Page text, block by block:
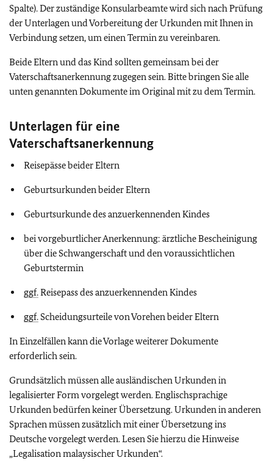
Spalte). Der zuständige Konsularbeamte wird sich nach Prüfung
der Unterlagen und Vorbereitung der Urkunden mit Ihnen in
Verbindung setzen, um einen Termin zu vereinbaren.
Beide Eltern und das Kind sollten gemeinsam bei der
Vaterschaftsanerkennung zugegen sein. Bitte bringen Sie alle
unten genannten Dokumente im Original mit zu dem Termin.
Unterlagen für eine
Vaterschaftsanerkennung
Reisepässe beider Eltern
Geburtsurkunden beider Eltern
Geburtsurkunde des anzuerkennenden Kindes
bei vorgeburtlicher Anerkennung: ärztliche Bescheinigung
über die Schwangerschaft und den voraussichtlichen
Geburtstermin
ggf.Reisepass des anzuerkennenden Kindes
ggf. Scheidungsurteile von Vorehen beider Eltern
In Einzelfällen kann die Vorlage weiterer Dokumente
erforderlich sein.
Grundsätzlich müssen alle ausländischen Urkunden in
legalisierter Form vorgelegt werden. Englischsprachige
Urkunden bedürfen keiner Übersetzung. Urkunden in anderen
Sprachen müssen zusätzlich mit einer Übersetzung ins
Deutsche vorgelegt werden. Lesen Sie hierzu die Hinweise
„Legalisation malaysischer Urkunden“.